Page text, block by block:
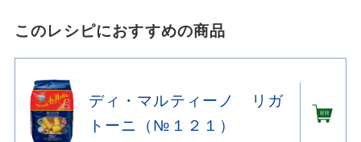
このレシピにおすすめの商品
ディ・マルティーノ リガ
トーニ（№１２１）